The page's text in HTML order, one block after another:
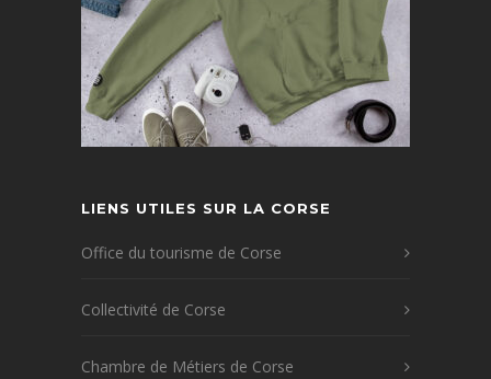
LIENS UTILES SUR LA CORSE
Office du tourisme de Corse
Collectivité de Corse
Chambre de Métiers de Corse